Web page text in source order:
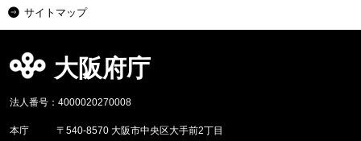
サイトマップ
大阪府庁
法人番号：4000020270008
本庁 〒540-8570 大阪市中央区大手前2丁目